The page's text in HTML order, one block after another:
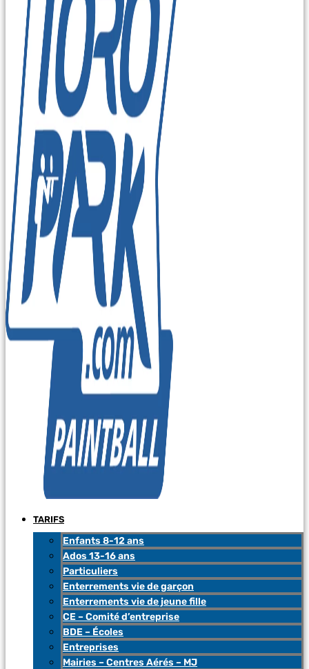
TARIFS
Enfants 8-12 ans
Ados 13-16 ans
Particuliers
Enterrements vie de garçon
Enterrements vie de jeune fille
CE – Comité d’entreprise
BDE – Écoles
Entreprises
Mairies – Centres Aérés – MJ